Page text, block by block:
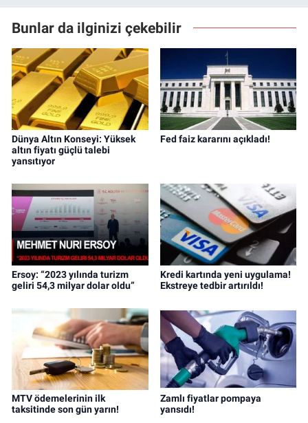
Bunlar da ilginizi çekebilir
Dünya Altın Konseyi: Yüksek
altın fiyatı güçlü talebi
yansıtıyor
Fed faiz kararını açıkladı!
Ersoy: “2023 yılında turizm
geliri 54,3 milyar dolar oldu”
Kredi kartında yeni uygulama!
Ekstreye tedbir artırıldı!
MTV ödemelerinin ilk
taksitinde son gün yarın!
Zamlı fiyatlar pompaya
yansıdı!